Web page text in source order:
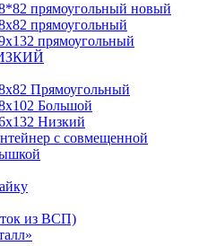
прямоугольный новый
прямоугольный
прямоугольный
Прямоугольный
Большой
Низкий
с совмещенной
из ВСП)